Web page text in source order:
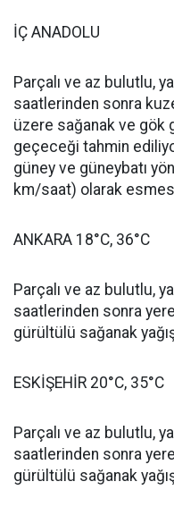
İÇ ANADOLU
Parçalı ve az bulutlu,
saatlerinden sonra
üzere sağanak ve gök
geçeceği tahmin
güney ve güneybatı
km/saat) olarak
ANKARA 18°C, 36°C
Parçalı ve az bulutlu,
saatlerinden sonra
gürültülü sağanak
ESKİŞEHİR 20°C, 35°C
Parçalı ve az bulutlu,
saatlerinden sonra
gürültülü sağanak